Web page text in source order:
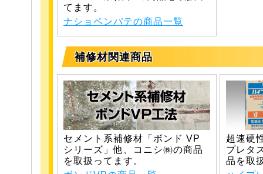
てます。
ナショペンパテの商品一覧
補修材関連商品
セメント系補修材「ボンド VP
シリーズ」他、コニシ㈱の商品
を取扱ってます。
超速硬
プレタ
品を取